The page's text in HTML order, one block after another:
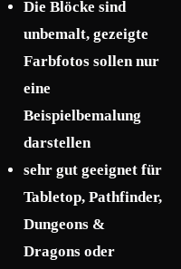
Die Blöcke sind
unbemalt, gezeigte
Farbfotos sollen nur
eine
Beispielbemalung
darstellen
sehr gut geeignet für
Tabletop, Pathfinder,
Dungeons &
Dragons oder